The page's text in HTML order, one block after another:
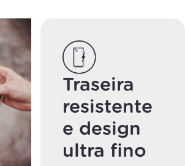
Traseira
resistente
e design
ultra fino